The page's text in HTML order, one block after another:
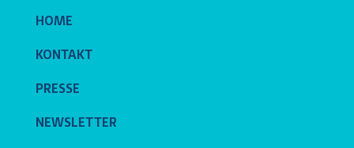
HOME
KONTAKT
PRESSE
NEWSLETTER